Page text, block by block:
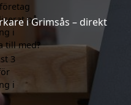
i Grimsås – direkt
på
i
till med?
3
i